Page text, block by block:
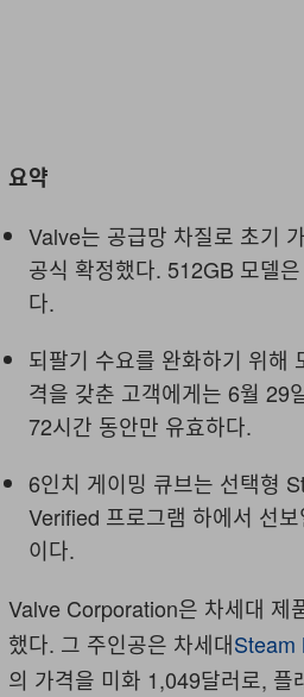
요약
Valve는 공급망 차질로 초기
공식 확정했다. 512GB 모델
다.
되팔기 수요를 완화하기 위해
격을 갖춘 고객에게는 6월 29
72시간 동안만 유효하다.
6인치 게이밍 큐브는 선택형
Verified 프로그램 하에서 선
이다.
Valve Corporation은 차세대 제
했다. 그 주인공은 차세대Steam
의 가격을 미화 1,049달러로,